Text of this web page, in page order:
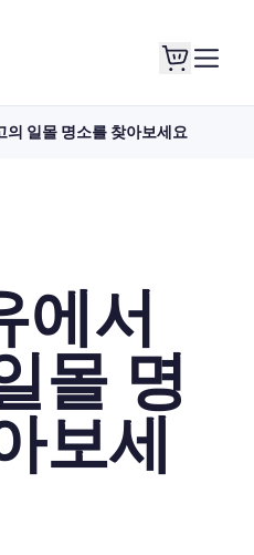
플랜
의 일몰 명소를 찾아보세요
에서
몰 명
보세